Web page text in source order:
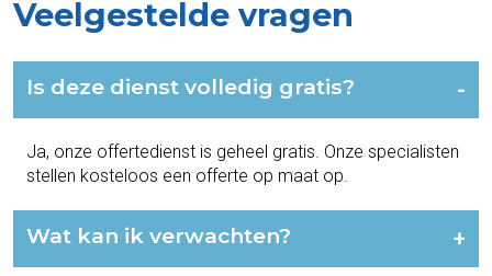
Veelgestelde vragen
Is deze dienst volledig gratis? -
Ja, onze offertedienst is geheel gratis. Onze specialisten
stellen kosteloos een offerte op maat op.
Wat kan ik verwachten? +